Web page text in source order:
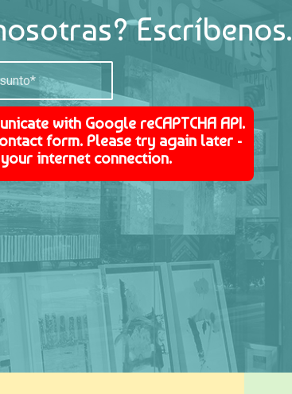
Escríbenos.
with Google reCAPTCHA API.
form. Please try again later -
internet connection.